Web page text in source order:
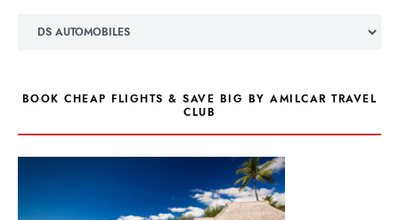
BOOK CHEAP FLIGHTS & SAVE BIG BY AMILCAR TRAVEL
CLUB